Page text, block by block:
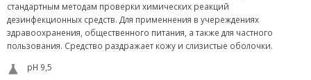
стандартным методам проверки химических реакций
дезинфекционных средств. Для применнения в учереждениях
здравоохранения, общественного питания, а также для частного
пользования. Средство раздражает кожу и слизистые оболочки.
pH 9,5